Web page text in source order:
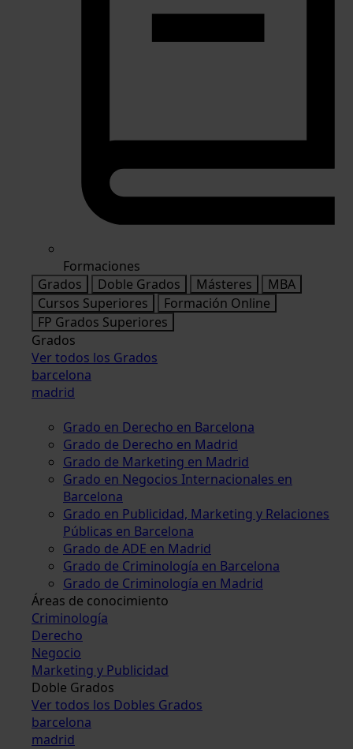
Formaciones
Grados
Doble Grados Másteres
MBA
Cursos Superiores
Formación Online
FP Grados Superiores
Grados
Ver todos los Grados
barcelona
madrid
Grado en Derecho en Barcelona
Grado de Derecho en Madrid
Grado de Marketing en Madrid
Grado en Negocios Internacionales en
Barcelona
Grado en Publicidad, Marketing y Relaciones
Públicas en Barcelona
Grado de ADE en Madrid
Grado de Criminología en Barcelona
Grado de Criminología en Madrid
Áreas de conocimiento
Criminología
Derecho
Negocio
Marketing y Publicidad
Doble Grados
Ver todos los Dobles Grados
barcelona
madrid